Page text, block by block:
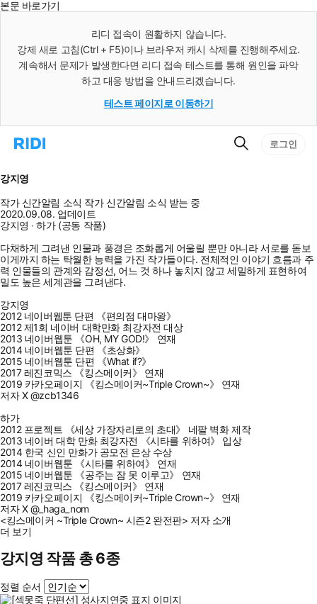
본문 바로가기
리디 접속이 원활하지 않습니다.
강제 새로 고침(Ctrl + F5)이나 브라우저 캐시 삭제를 진행해주세요.
계속해서 문제가 발생한다면 리디 접속 테스트를 통해 원인을 파악
하고 대응 방법을 안내드리겠습니다.
테스트 페이지로 이동하기
리
으
로
이
동
검
로그인
강지영
작가 신간알림 소식 작가 신간알림 소식 받는 중
2020.09.08. 업데이트
강지영 ‧ 하가 (공동 작품)
다채하게 그려낸 인물과 풍경은 조화롭게 어울릴 뿐만 아니라 서로를 돋보
이게까지 하는 탁월한 능력을 가진 작가들이다. 전체적인 이야기 흐름과 주
력 인물들의 관계와 감정선, 어느 것 하나 놓치지 않고 세밀하게 표현하여
밀도 높은 세계관을 그려낸다.
강지영
2012 네이버웹툰 단편 《편의점 대마왕》
2012 제1회 네이버 대학만화 최강자전 대상
2013 네이버웹툰 《OH, MY GOD!》 연재
2014 네이버웹툰 단편 《초상화》
2015 네이버웹툰 단편 《What if?》
2017 레진코믹스 《킹스메이커》 연재
2019 카카오페이지 《킹스메이커~Triple Crown~》 연재
저자 X @zcb1346
하가
2012 프로젝트 《세상 가장자리로의 초대》 네팔 벽화 제작
2013 네이버 대학 만화 최강자전 《시타를 위하여》 입상
2014 한국 신인 만화가 공모전 은상 수상
2014 네이버웹툰 《시타를 위하여》 연재
2015 네이버웹툰 《공주는 잠 못 이루고》 연재
2017 레진코믹스 《킹스메이커》 연재
2019 카카오페이지 《킹스메이커~Triple Crown~》 연재
저자 X @_haga_nom
<킹스메이커 ~Triple Crown~ 시즌2 완전판> 저자 소개
더 보기
강지영 작품 총 6종
정렬 순서